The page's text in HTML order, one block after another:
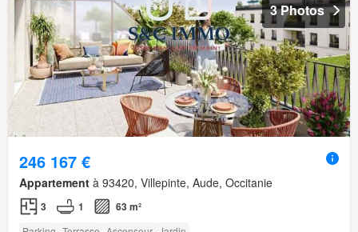
3 Photos
246 167 €
Appartement à 93420, Villepinte, Aude, Occitanie
3 1 63 m²